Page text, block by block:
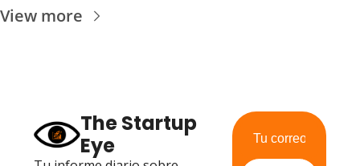
View more
The Startup
Eye